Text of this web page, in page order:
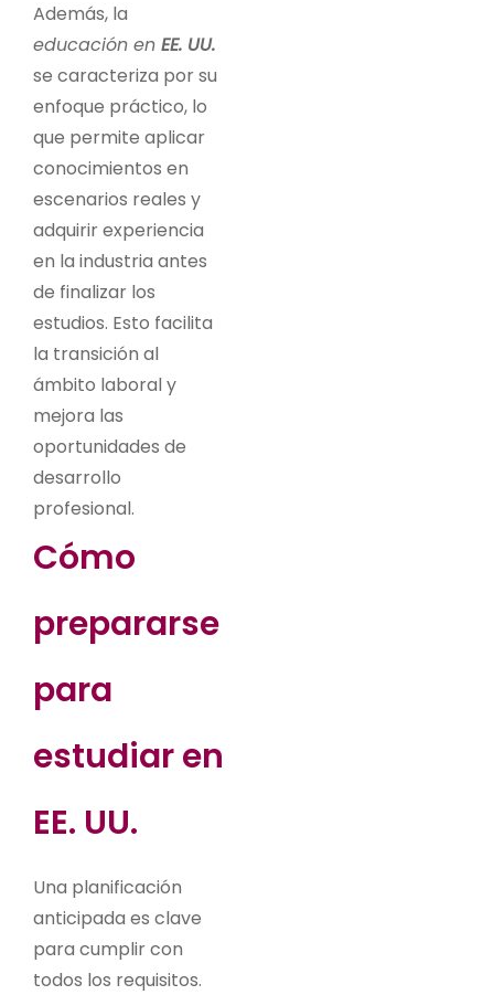
Además, la
educación en EE. UU.
se caracteriza por su
enfoque práctico, lo
que permite aplicar
conocimientos en
escenarios reales y
adquirir experiencia
en la industria antes
de finalizar los
estudios. Esto facilita
la transición al
ámbito laboral y
mejora las
oportunidades de
desarrollo
profesional.
Cómo
prepararse
para
estudiar en
EE. UU.
Una planificación
anticipada es clave
para cumplir con
todos los requisitos.